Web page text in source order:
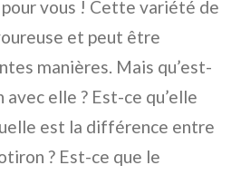
vous ! Cette variété de
et peut être
manières. Mais qu’est-
avec elle ? Est-ce qu’elle
est la différence entre
? Est-ce que le